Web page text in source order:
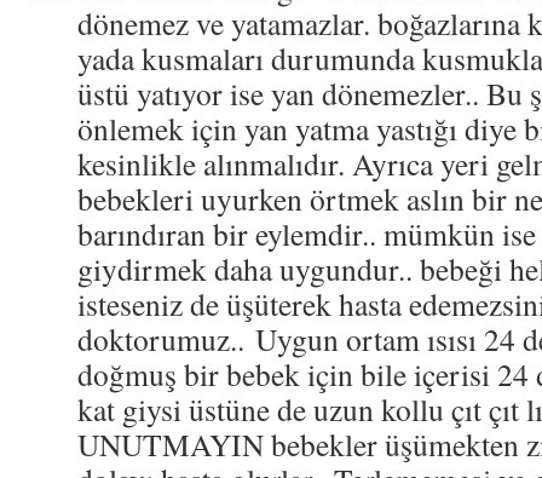
dönemez ve yatamazlar.
yada kusmaları durumunda
üstü yatıyor ise yan dönemezler.. Bu
önlemek için yan yatma yastığı diye
kesinlikle alınmalıdır. Ayrıca yeri
bebekleri uyurken örtmek aslın bir
barındıran bir eylemdir.. mümkün
giydirmek daha uygundur.. bebeği
isteseniz de üşüterek hasta
doktorumuz.. Uygun ortam ısısı 24
doğmuş bir bebek için bile içerisi 24
kat giysi üstüne de uzun kollu çıt çıt
UNUTMAYIN bebekler üşümekten